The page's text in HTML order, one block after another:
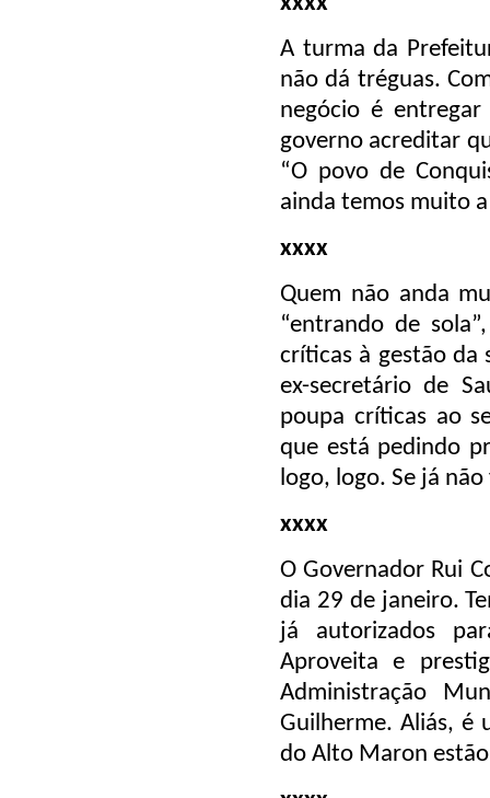
A turma da
não dá tréguas.
negócio é
governo acreditar
“O povo de
ainda temos muito
xxxx
Quem não anda
“entrando de
críticas à gestão da
ex-secretário de
poupa críticas ao
que está pedindo
logo, logo. Se já não
xxxx
O Governador Rui
dia 29 de janeiro.
já autorizados
Aproveita e
Administração
Guilherme. Aliás, é
do Alto Maron estão